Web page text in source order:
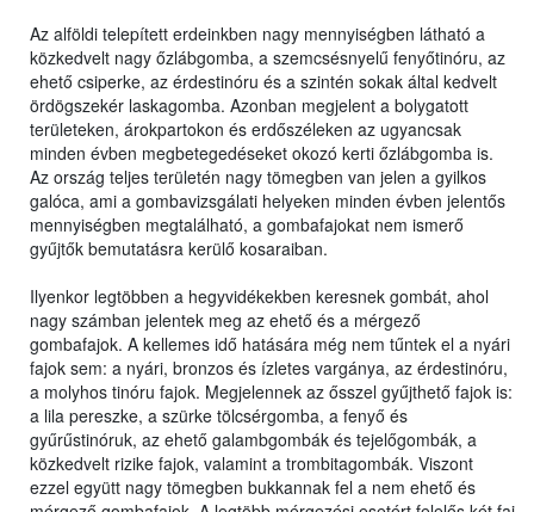
Az alföldi telepített erdeinkben nagy mennyiségben látható a
közkedvelt nagy őzlábgomba, a szemcsésnyelű fenyőtinóru, az
ehető csiperke, az érdestinóru és a szintén sokak által kedvelt
ördögszekér laskagomba. Azonban megjelent a bolygatott
területeken, árokpartokon és erdőszéleken az ugyancsak
minden évben megbetegedéseket okozó kerti őzlábgomba is.
Az ország teljes területén nagy tömegben van jelen a gyilkos
galóca, ami a gombavizsgálati helyeken minden évben jelentős
mennyiségben megtalálható, a gombafajokat nem ismerő
gyűjtők bemutatásra kerülő kosaraiban.
Ilyenkor legtöbben a hegyvidékekben keresnek gombát, ahol
nagy számban jelentek meg az ehető és a mérgező
gombafajok. A kellemes idő hatására még nem tűntek el a nyári
fajok sem: a nyári, bronzos és ízletes vargánya, az érdestinóru,
a molyhos tinóru fajok. Megjelennek az ősszel gyűjthető fajok is:
a lila pereszke, a szürke tölcsérgomba, a fenyő és
gyűrűstinóruk, az ehető galambgombák és tejelőgombák, a
közkedvelt rizike fajok, valamint a trombitagombák. Viszont
ezzel együtt nagy tömegben bukkannak fel a nem ehető és